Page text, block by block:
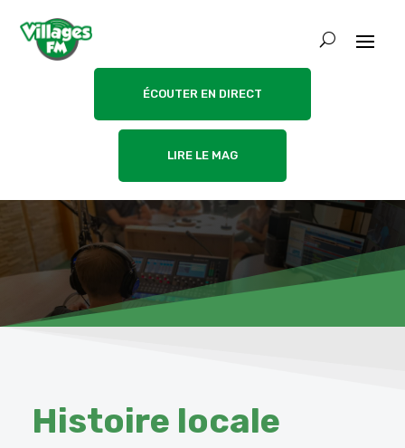
ÉCOUTER EN DIRECT
LIRE LE MAG
Histoire locale